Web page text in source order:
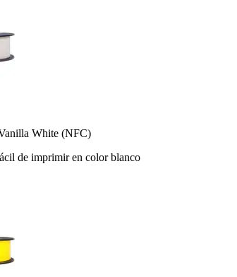
White (NFC)
de imprimir en color blanco